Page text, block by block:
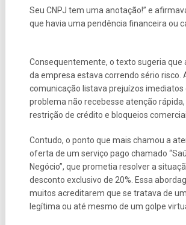
Seu CNPJ tem uma anotação!” e
que havia uma pendência financeira ou
Consequentemente, o texto sugeria que
da empresa estava correndo sério risco.
comunicação listava prejuízos imediatos
problema não recebesse atenção
restrição de crédito e bloqueios
Contudo, o ponto que mais chamou a
oferta de um serviço pago chamado
Negócio”, que prometia resolver a
desconto exclusivo de 20%. Essa
muitos acreditarem que se tratava de
legítima ou até mesmo de um golpe